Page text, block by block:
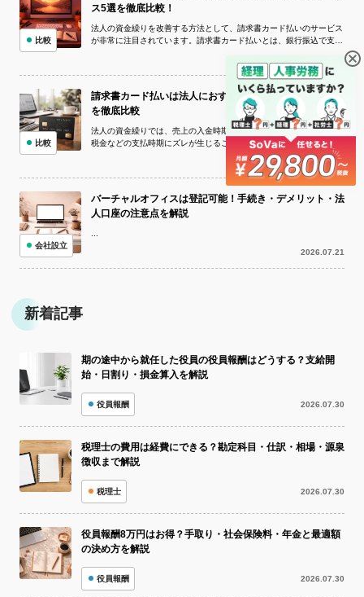
ス5選を徹底比較！
法人の資金繰りを改善する方法として、請求書カード払いのサービス
が非常に注目されています。請求書カード払いとは、銀行振込で支払
比較
請求書カード払いは法人におすすめ！人気サービス10選
を徹底比較
法人の資金繰りでは、売上の入金時期と仕入れ代金・外注費・家賃・
税金などの支払時期にズレが生じることがあります。手元資金が不足
している状況でも、取引先への支払いを...
2026.07.22
比較
バーチャルオフィスは登記可能！手続き・デメリット・法
人口座の注意点を解説
2026.07.21
会社設立
新着記事
期の途中から就任した役員の役員報酬はどうする？支給開
始・日割り・損金算入を解説
役員報酬 2026.07.30
税理士の費用は経費にできる？勘定科目・仕訳・相場・源泉
徴収まで解説
税理士 2026.07.30
役員報酬8万円はお得？手取り・社会保険料・年金と最適額
の決め方を解説
役員報酬 2026.07.30